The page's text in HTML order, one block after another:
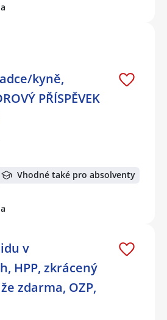
kyně,
PŘÍSPĚVEK
Vhodné také pro absolventy
v
HPP, zkrácený
zdarma, OZP,